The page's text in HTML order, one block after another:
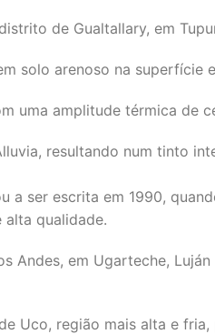
de Gualtallary, em
solo arenoso na superfície
uma amplitude térmica de
resultando num tinto
ser escrita em 1990,
qualidade.
em Ugarteche,
Uco, região mais alta e